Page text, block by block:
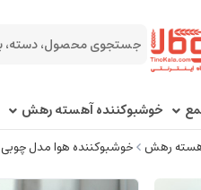
خوشبوکننده آهسته رهش
رهش خوشبوکننده هوا مدل چوبی